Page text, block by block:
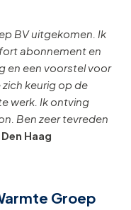
BV uitgekomen. Ik
abonnement en
en een voorstel voor
keurig op de
werk. Ik ontving
Ben zeer tevreden
Haag
Groep